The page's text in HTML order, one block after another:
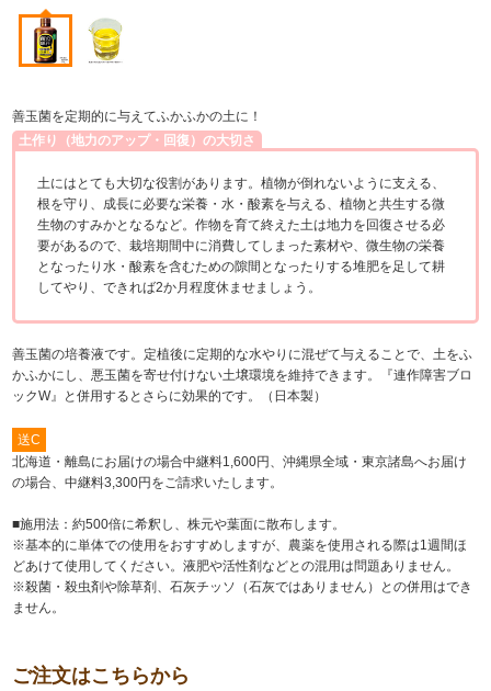
善玉菌を定期的に与えてふかふかの土に！
土作り（地力のアップ・回復）の大切さ
土にはとても大切な役割があります。植物が倒れないように支える、
根を守り、成長に必要な栄養・水・酸素を与える、植物と共生する微
生物のすみかとなるなど。作物を育て終えた土は地力を回復させる必
要があるので、栽培期間中に消費してしまった素材や、微生物の栄養
となったり水・酸素を含むための隙間となったりする堆肥を足して耕
してやり、できれば2か月程度休ませましょう。
善玉菌の培養液です。定植後に定期的な水やりに混ぜて与えることで、土をふ
かふかにし、悪玉菌を寄せ付けない土壌環境を維持できます。『連作障害ブロ
ックW』と併用するとさらに効果的です。（日本製）
送C
北海道・離島にお届けの場合中継料1,600円、沖縄県全域・東京諸島へお届け
の場合、中継料3,300円をご請求いたします。
■施用法：約500倍に希釈し、株元や葉面に散布します。
※基本的に単体での使用をおすすめしますが、農薬を使用される際は1週間ほ
どあけて使用してください。液肥や活性剤などとの混用は問題ありません。
※殺菌・殺虫剤や除草剤、石灰チッソ（石灰ではありません）との併用はでき
ません。
ご注文はこちらから